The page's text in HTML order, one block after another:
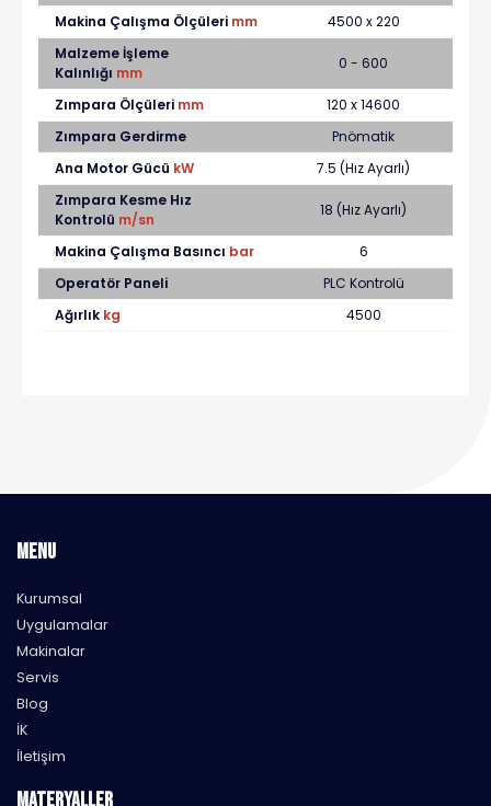
Makina Çalışma Ölçüleri mm
4500 x 220
Malzeme İşleme
Kalınlığı mm
0 - 600
Zımpara Ölçüleri mm
120 x 14600
Zımpara Gerdirme
Pnömatik
Ana Motor Gücü kW
7.5 (Hız Ayarlı)
Zımpara Kesme Hız
Kontrolü m/sn
18 (Hız Ayarlı)
Makina Çalışma Basıncı bar
6
Operatör Paneli
PLC Kontrolü
Ağırlık kg 4500
MENU
Kurumsal
Uygulamalar
Makinalar
Servis
Blog
İK
İletişim
MATERYALLER